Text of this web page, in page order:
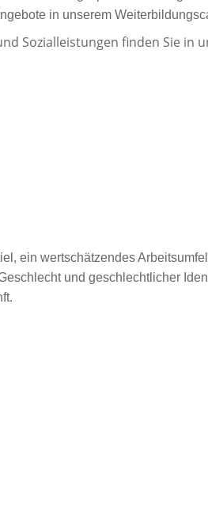
in unserem
Sozialleistungen finden Sie in
ein wertschätzendes
und geschlechtlicher